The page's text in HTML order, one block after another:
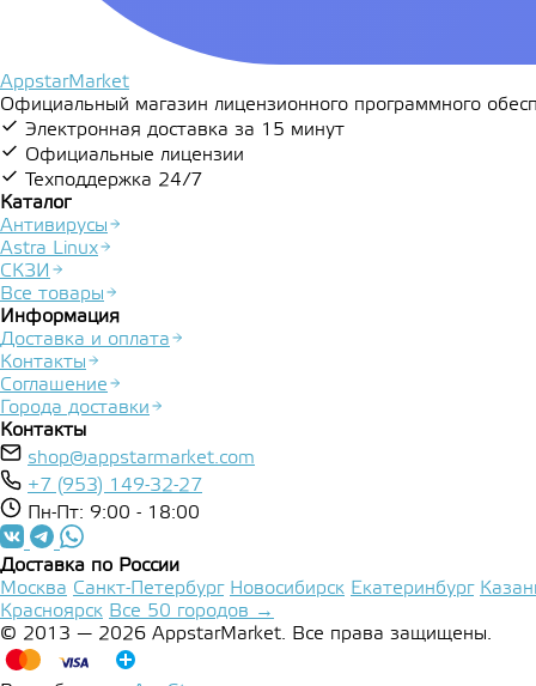
AppstarMarket
Официальный магазин лицензионного программного
Электронная доставка за 15 минут
Официальные лицензии
Техподдержка 24/7
Каталог
Антивирусы
Astra Linux
СКЗИ
Все товары
Информация
Доставка и оплата
Контакты
Соглашение
Города доставки
Контакты
shop@appstarmarket.com
+7 (953) 149-32-27
Пн-Пт: 9:00 - 18:00
Доставка по России
Москва Санкт-Петербург Новосибирск Екатеринбург
Красноярск Все 50 городов →
© 2013 — 2026 AppstarMarket. Все права защищены.